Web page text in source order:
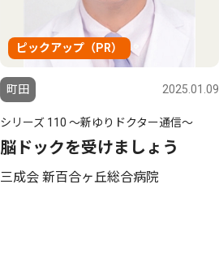
ピックアップ（PR）
町田 2025.01.09
シリーズ 110 〜新ゆりドクター通信〜
脳ドックを受けましょう
三成会 新百合ヶ丘総合病院